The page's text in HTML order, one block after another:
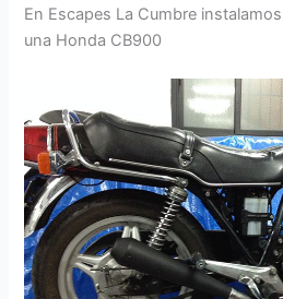
En Escapes La Cumbre
una Honda CB900